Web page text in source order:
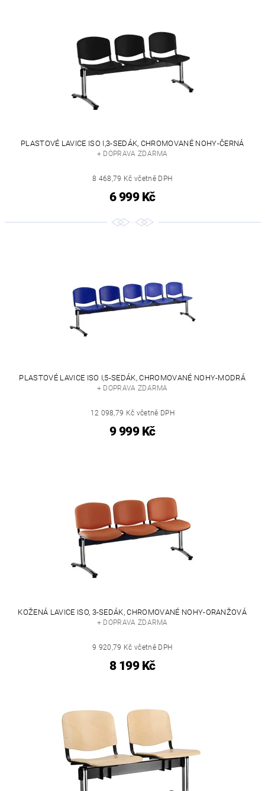
PLASTOVÉ LAVICE ISO I,3-SEDÁK, CHROMOVANÉ NOHY-ČERNÁ
+ DOPRAVA ZDARMA
8 468,79 Kč včetně DPH
6 999 Kč
PLASTOVÉ LAVICE ISO I,5-SEDÁK, CHROMOVANÉ NOHY-MODRÁ
+ DOPRAVA ZDARMA
12 098,79 Kč včetně DPH
9 999 Kč
KOŽENÁ LAVICE ISO, 3-SEDÁK, CHROMOVANÉ NOHY-ORANŽOVÁ
+ DOPRAVA ZDARMA
9 920,79 Kč včetně DPH
8 199 Kč